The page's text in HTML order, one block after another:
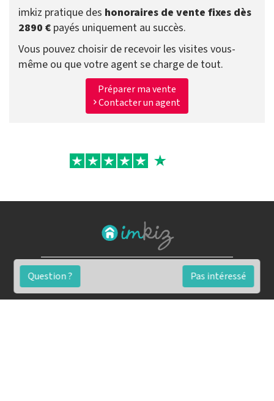
Question ? Pas intéressé
imkiz pratique des honoraires de vente fixes dès
2890 € payés uniquement au succès.
Vous pouvez choisir de recevoir les visites vous-
même ou que votre agent se charge de tout.
Préparer ma vente
Contacter un agent